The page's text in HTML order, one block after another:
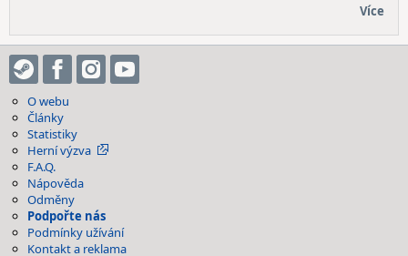
Více
O webu
Články
Statistiky
Herní výzva
F.A.Q.
Nápověda
Odměny
Podpořte nás
Podmínky užívání
Kontakt a reklama